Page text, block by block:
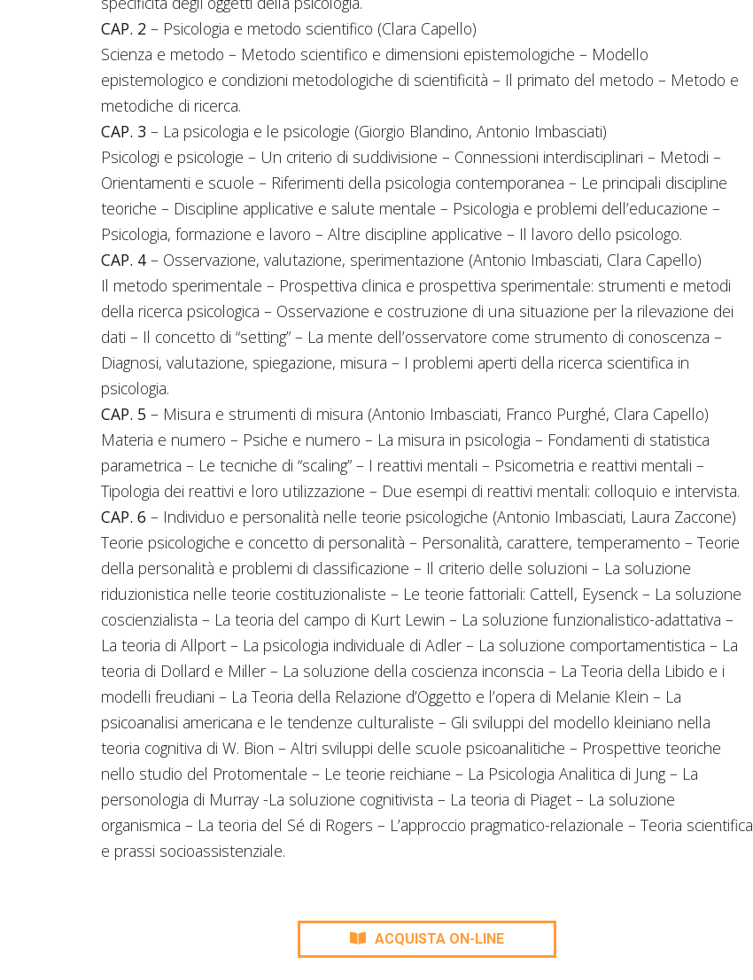
CAP. 2 – Psicologia e metodo scientifico (Clara Capello)
Scienza e metodo – Metodo scientifico e dimensioni epistemologiche – Modello
epistemologico e condizioni metodologiche di scientificità – Il primato del metodo – Metodo e
metodiche di ricerca.
CAP. 3 – La psicologia e le psicologie (Giorgio Blandino, Antonio Imbasciati)
Psicologi e psicologie – Un criterio di suddivisione – Connessioni interdisciplinari – Metodi –
Orientamenti e scuole – Riferimenti della psicologia contemporanea – Le principali discipline
teoriche – Discipline applicative e salute mentale – Psicologia e problemi dell’educazione –
Psicologia, formazione e lavoro – Altre discipline applicative – Il lavoro dello psicologo.
CAP. 4 – Osservazione, valutazione, sperimentazione (Antonio Imbasciati, Clara Capello)
Il metodo sperimentale – Prospettiva clinica e prospettiva sperimentale: strumenti e metodi
della ricerca psicologica – Osservazione e costruzione di una situazione per la rilevazione dei
dati – Il concetto di “setting” – La mente dell’osservatore come strumento di conoscenza –
Diagnosi, valutazione, spiegazione, misura – I problemi aperti della ricerca scientifica in
psicologia.
CAP. 5 – Misura e strumenti di misura (Antonio Imbasciati, Franco Purghé, Clara Capello)
Materia e numero – Psiche e numero – La misura in psicologia – Fondamenti di statistica
parametrica – Le tecniche di “scaling” – I reattivi mentali – Psicometria e reattivi mentali –
Tipologia dei reattivi e loro utilizzazione – Due esempi di reattivi mentali: colloquio e intervista.
CAP. 6 – Individuo e personalità nelle teorie psicologiche (Antonio Imbasciati, Laura Zaccone)
Teorie psicologiche e concetto di personalità – Personalità, carattere, temperamento – Teorie
della personalità e problemi di classificazione – Il criterio delle soluzioni – La soluzione
riduzionistica nelle teorie costituzionaliste – Le teorie fattoriali: Cattell, Eysenck – La soluzione
coscienzialista – La teoria del campo di Kurt Lewin – La soluzione funzionalistico-adattativa –
La teoria di Allport – La psicologia individuale di Adler – La soluzione comportamentistica – La
teoria di Dollard e Miller – La soluzione della coscienza inconscia – La Teoria della Libido e i
modelli freudiani – La Teoria della Relazione d’Oggetto e l’opera di Melanie Klein – La
psicoanalisi americana e le tendenze culturaliste – Gli sviluppi del modello kleiniano nella
teoria cognitiva di W. Bion – Altri sviluppi delle scuole psicoanalitiche – Prospettive teoriche
nello studio del Protomentale – Le teorie reichiane – La Psicologia Analitica di Jung – La
personologia di Murray -La soluzione cognitivista – La teoria di Piaget – La soluzione
organismica – La teoria del Sé di Rogers – L’approccio pragmatico-relazionale – Teoria scientifica
e prassi socioassistenziale.
ACQUISTA ON-LINE